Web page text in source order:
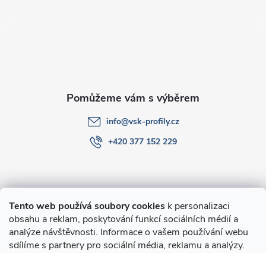
Tento web používá soubory cookies k personalizaci
obsahu a reklam, poskytování funkcí sociálních médií a
analýze návštěvnosti. Informace o vašem používání webu
sdílíme s partnery pro sociální média, reklamu a analýzy.
O nákupu
info@vsk-profily.cz
+420 377 152 229